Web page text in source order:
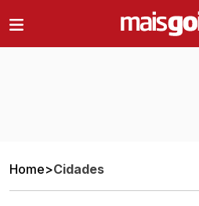
Home>Cidades